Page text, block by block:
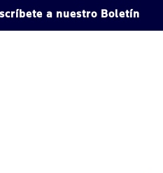
a nuestro Boletín